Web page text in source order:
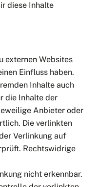
diese Inhalte
externen Websites
Einfluss haben.
Inhalte auch
die Inhalte der
Anbieter oder
Die verlinkten
Verlinkung auf
Rechtswidrige
nicht erkennbar.